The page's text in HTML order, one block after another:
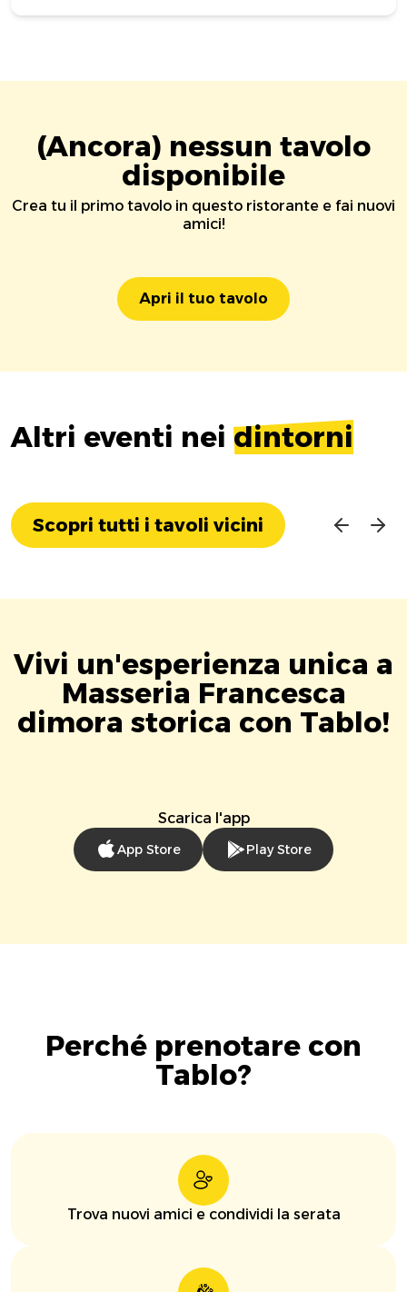
(Ancora) nessun tavolo
disponibile
Crea tu il primo tavolo in questo ristorante e fai nuovi
amici!
Apri il tuo tavolo
Altri eventi nei dintorni
Scopri tutti i tavoli vicini
Vivi un'esperienza unica a
Masseria Francesca
dimora storica con Tablo!
Scarica l'app
App Store Play Store
Perché prenotare con
Tablo?
Trova nuovi amici e condividi la serata